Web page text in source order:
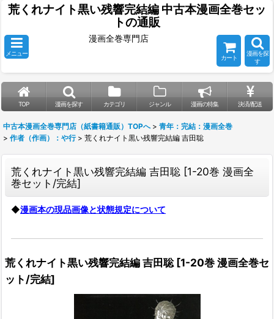
荒くれナイト黒い残響完結編 中古本漫画全巻セッ
トの通販
メニュー
漫画全巻専門店
カート
漫画を探
す
TOP 漫画を探す カテゴリ ジャンル 漫画の特集 決済/配送
中古本漫画全巻専門店（紙書籍通販）TOPへ > 青年：完結：漫画全巻
> 作者（作画）：や行 > 荒くれナイト黒い残響完結編 吉田聡
荒くれナイト黒い残響完結編 吉田聡 [1-20巻 漫画全
巻セット/完結]
◆漫画本の現品画像と状態規定について
荒くれナイト黒い残響完結編 吉田聡 [1-20巻 漫画全巻セ
ット/完結]